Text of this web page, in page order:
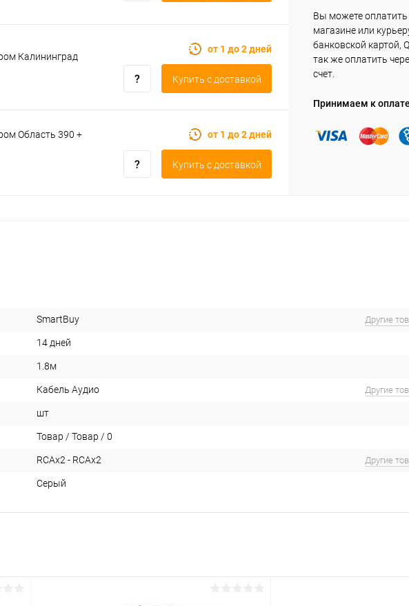
Калининград
от 1 до 2 дней
Купить c доставкой
Область 390 +
от 1 до 2 дней
Купить c доставкой
Вы можете оплатить
магазине или
банковской картой,
так же оплатить
счет.
Принимаем к оплате
SmartBuy Другие
14 дней
1.8м
Кабель Аудио Другие
шт
Товар / Товар / 0
RCAx2 - RCAx2 Другие
Серый